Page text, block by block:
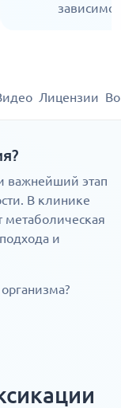
Лицензии
важнейший этап
В клинике
и